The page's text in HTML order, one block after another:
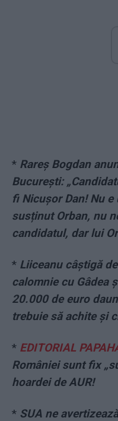
* Rareș Bogdan
București:
fi Nicușor Dan! Nu
susținut Orban, nu
candidatul, dar lui
* Liiceanu câștigă
calomnie cu Gâdea
20.000 de euro
trebuie să achite și
* EDITORIAL
României sunt fix
hoardei de AUR!
* SUA ne